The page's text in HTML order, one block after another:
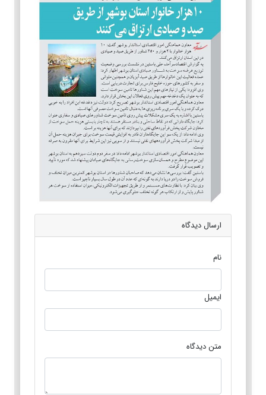
ارسال دیدگاه
نام
ایمیل
متن دیدگاه